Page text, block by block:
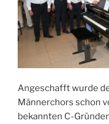
Angeschafft wurde
Männerchors schon
bekannten C-